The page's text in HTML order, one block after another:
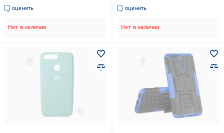
оценить
Нет в наличии
силиконовый Forest Green
оценить
Нет в наличии